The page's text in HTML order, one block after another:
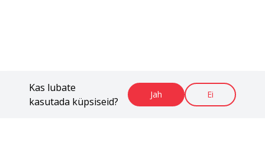
Kas lubate
kasutada küpsiseid?
Jah Ei